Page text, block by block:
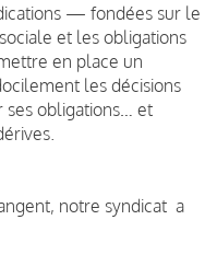
— fondées sur le
et les obligations
en place un
les décisions
ses obligations… et
notre syndicat a